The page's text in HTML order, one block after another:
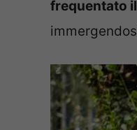
frequentato